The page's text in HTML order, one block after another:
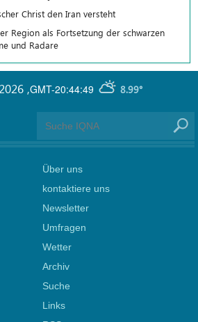
Christ den Iran versteht
Region als Fortsetzung der schwarzen
und Radare
GMT-20:44:49 8.99°
,
Über uns
kontaktiere uns
Newsletter
Umfragen
Wetter
Archiv
Suche
Links